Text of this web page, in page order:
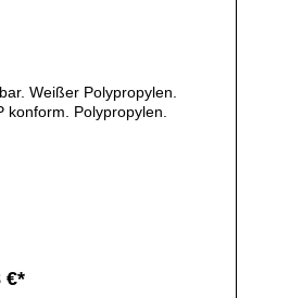
Weißer Polypropylen.
konform. Polypropylen.
€*